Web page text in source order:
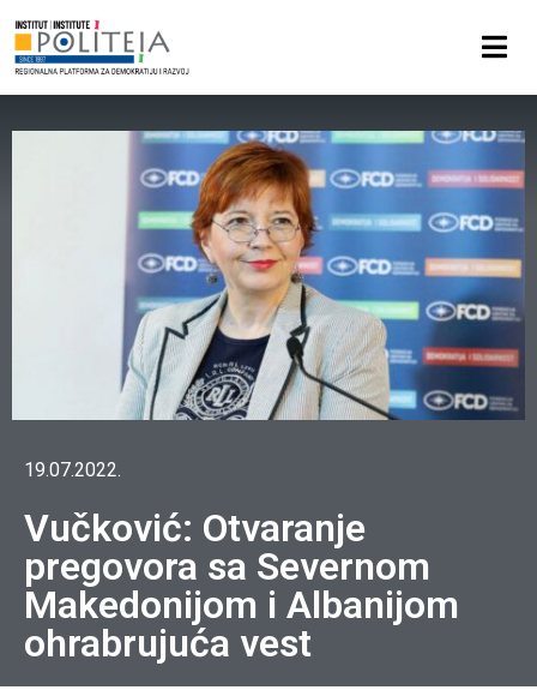
19.07.2022.
Vučković: Otvaranje
pregovora sa Severnom
Makedonijom i Albanijom
ohrabrujuća vest